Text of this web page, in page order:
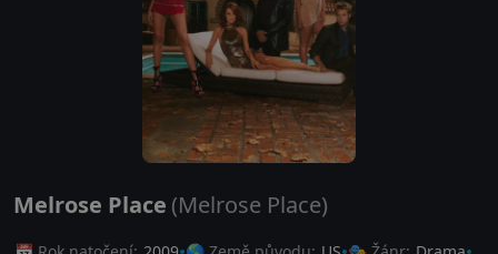
Melrose Place (Melrose Place)